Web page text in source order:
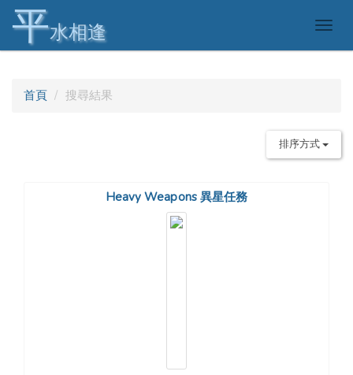
平水相逢
首頁 搜尋結果
排序方式
Heavy Weapons 異星任務